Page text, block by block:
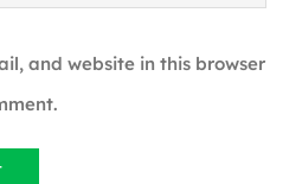
and website in this browser